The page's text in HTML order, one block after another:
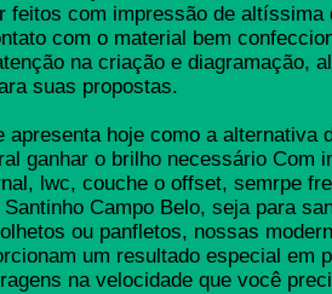
feitos com impressão de altíssima
com o material bem
na criação e diagramação,
suas propostas.
apresenta hoje como a alternativa
ganhar o brilho necessário Com
lwc, couche o offset, semrpe
Campo Belo, seja para
ou panfletos, nossas
um resultado especial em
na velocidade que você